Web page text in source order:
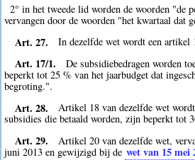
2° in het tweede lid worden de woorden "de
vervangen door de woorden "het kwartaal dat
Art. 27. In dezelfde wet wordt een artikel
Art. 17/1.
De subsidiebedragen worden
beperkt tot 25 % van het jaarbudget dat
begroting.".
Art. 28.
Artikel 18 van dezelfde wet
subsidies die betaald worden, zijn beperkt tot
Art. 29.
Artikel 20 van dezelfde wet,
juni 2013 en gewijzigd bij de wet van 15 mei